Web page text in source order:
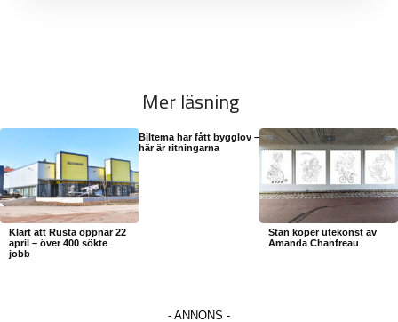
Mer läsning
Klart att Rusta öppnar 22
april – över 400 sökte
jobb
Biltema har fått bygglov –
här är ritningarna
Stan köper utekonst av
Amanda Chanfreau